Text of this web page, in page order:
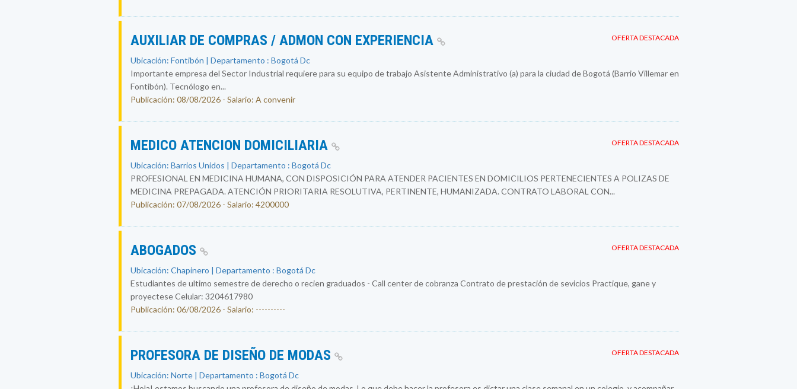
OFERTA DESTACADA
AUXILIAR DE COMPRAS / ADMON CON EXPERIENCIA
Ubicación: Fontibón | Departamento : Bogotá Dc
Importante empresa del Sector Industrial requiere para su equipo de trabajo Asistente Administrativo (a) para la ciudad de Bogotá (Barrio Villemar en
Fontibón). Tecnólogo en...
Publicación: 08/08/2026 - Salario: A convenir
OFERTA DESTACADA
MEDICO ATENCION DOMICILIARIA
Ubicación: Barrios Unidos | Departamento : Bogotá Dc
PROFESIONAL EN MEDICINA HUMANA, CON DISPOSICIÓN PARA ATENDER PACIENTES EN DOMICILIOS PERTENECIENTES A POLIZAS DE
MEDICINA PREPAGADA. ATENCIÓN PRIORITARIA RESOLUTIVA, PERTINENTE, HUMANIZADA. CONTRATO LABORAL CON...
Publicación: 07/08/2026 - Salario: 4200000
OFERTA DESTACADA
ABOGADOS
Ubicación: Chapinero | Departamento : Bogotá Dc
Estudiantes de ultimo semestre de derecho o recien graduados - Call center de cobranza Contrato de prestación de sevicios Practique, gane y
proyectese Celular: 3204617980
Publicación: 06/08/2026 - Salario: ----------
OFERTA DESTACADA
PROFESORA DE DISEÑO DE MODAS
Ubicación: Norte | Departamento : Bogotá Dc